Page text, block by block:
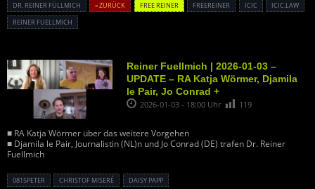
DR. REINER FÜLLMICH « ZURÜCK FREE REINER FREEREINER ICIC
ICIC.LAW
REINER FUELLMICH
Reiner Fuellmich | 2026-01-03 –
UPDATE – RA Katja Wörmer, Djamila
le Pair, Jo Conrad +
2026-01-03 - 18:00 Uhr 119
■ RA Katja Wörmer über das weitere Vorgehen
■ Djamila le Pair, Journalistin (NL)n und Jo Conrad (DE) trafen Dr. Reiner
Fuellmich
0815PETER CHRISTOF MISERÉ
DAISY PAPP